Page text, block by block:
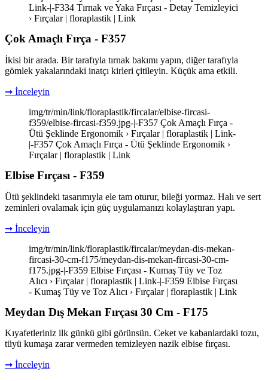
Link-|-F334 Tırnak ve Yaka Fırçası - Detay Temizleyici
› Fırçalar | floraplastik | Link
Çok Amaçlı Fırça - F357
İkisi bir arada. Bir tarafıyla tırnak bakımı yapın, diğer tarafıyla
gömlek yakalarındaki inatçı kirleri çitileyin. Küçük ama etkili.
➞ İnceleyin
img/tr/min/link/floraplastik/fircalar/elbise-fircasi-
f359/elbise-fircasi-f359.jpg-|-F357 Çok Amaçlı Fırça -
Ütü Şeklinde Ergonomik › Fırçalar | floraplastik | Link-
|-F357 Çok Amaçlı Fırça - Ütü Şeklinde Ergonomik ›
Fırçalar | floraplastik | Link
Elbise Fırçası - F359
Ütü şeklindeki tasarımıyla ele tam oturur, bileği yormaz. Halı ve sert
zeminleri ovalamak için güç uygulamanızı kolaylaştıran yapı.
➞ İnceleyin
img/tr/min/link/floraplastik/fircalar/meydan-dis-mekan-
fircasi-30-cm-f175/meydan-dis-mekan-fircasi-30-cm-
f175.jpg-|-F359 Elbise Fırçası - Kumaş Tüy ve Toz
Alıcı › Fırçalar | floraplastik | Link-|-F359 Elbise Fırçası
- Kumaş Tüy ve Toz Alıcı › Fırçalar | floraplastik | Link
Meydan Dış Mekan Fırçası 30 Cm - F175
Kıyafetleriniz ilk günkü gibi görünsün. Ceket ve kabanlardaki tozu,
tüyü kumaşa zarar vermeden temizleyen nazik elbise fırçası.
➞ İnceleyin